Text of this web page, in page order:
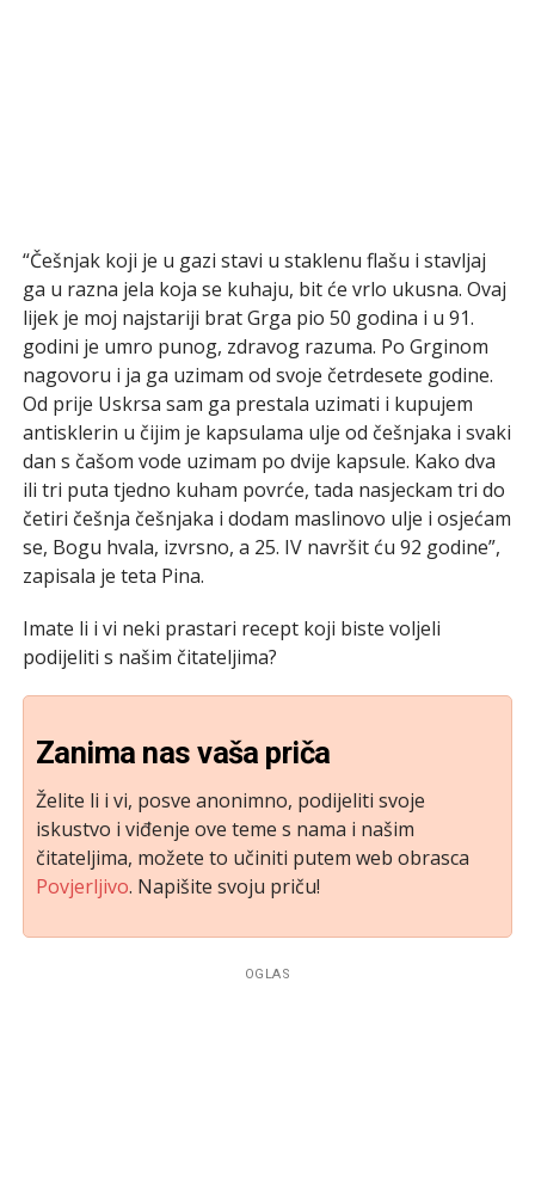
“Češnjak koji je u gazi stavi u staklenu flašu i stavljaj
ga u razna jela koja se kuhaju, bit će vrlo ukusna. Ovaj
lijek je moj najstariji brat Grga pio 50 godina i u 91.
godini je umro punog, zdravog razuma. Po Grginom
nagovoru i ja ga uzimam od svoje četrdesete godine.
Od prije Uskrsa sam ga prestala uzimati i kupujem
antisklerin u čijim je kapsulama ulje od češnjaka i svaki
dan s čašom vode uzimam po dvije kapsule. Kako dva
ili tri puta tjedno kuham povrće, tada nasjeckam tri do
četiri češnja češnjaka i dodam maslinovo ulje i osjećam
se, Bogu hvala, izvrsno, a 25. IV navršit ću 92 godine”,
zapisala je teta Pina.
Imate li i vi neki prastari recept koji biste voljeli
podijeliti s našim čitateljima?
Zanima nas vaša priča
Želite li i vi, posve anonimno, podijeliti svoje
iskustvo i viđenje ove teme s nama i našim
čitateljima, možete to učiniti putem web obrasca
Povjerljivo. Napišite svoju priču!
OGLAS